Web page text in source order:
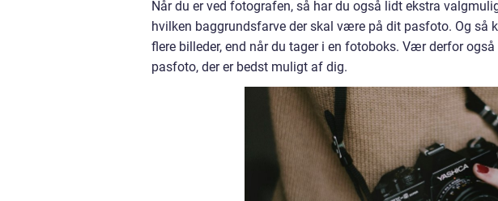
Når du er ved fotografen, så har du også lidt ekstra
hvilken baggrundsfarve der skal være på dit pasfoto. Og så
flere billeder, end når du tager i en fotoboks. Vær derfor
pasfoto, der er bedst muligt af dig.